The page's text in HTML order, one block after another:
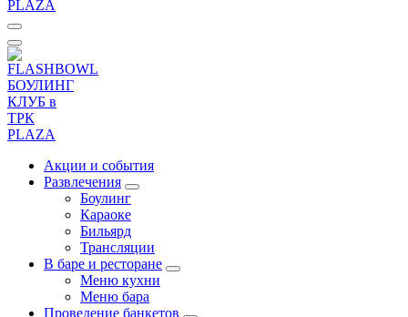
Акции и события
Развлечения
Боулинг
Караоке
Бильярд
Трансляции
В баре и ресторане
Меню кухни
Меню бара
Проведение банкетов